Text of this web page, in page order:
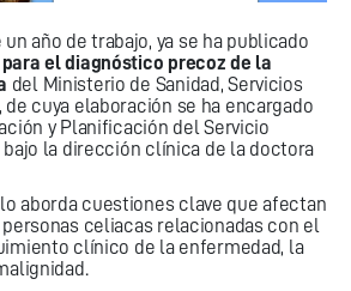
año de trabajo, ya se ha publicado
el diagnóstico precoz de la
del Ministerio de Sanidad, Servicios
de cuya elaboración se ha encargado
y Planificación del Servicio
bajo la dirección clínica de la doctora
aborda cuestiones clave que afectan
celiacas relacionadas con el
clínico de la enfermedad, la